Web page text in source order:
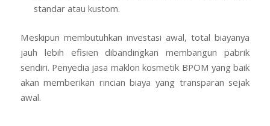
standar atau kustom.
Meskipun membutuhkan investasi awal, total biayanya
jauh lebih efisien dibandingkan membangun pabrik
sendiri. Penyedia jasa maklon kosmetik BPOM yang baik
akan memberikan rincian biaya yang transparan sejak
awal.